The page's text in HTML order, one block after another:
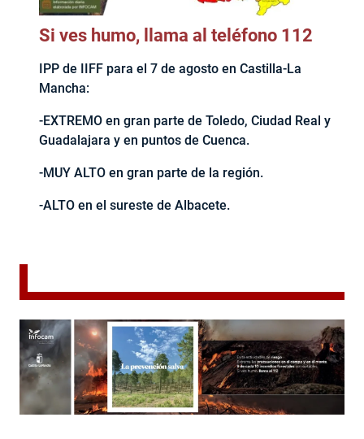
Si ves humo, llama al teléfono 112
IPP de IIFF para el 7 de agosto en Castilla-La
Mancha:
-EXTREMO en gran parte de Toledo, Ciudad Real y
Guadalajara y en puntos de Cuenca.
-MUY ALTO en gran parte de la región.
-ALTO en el sureste de Albacete.